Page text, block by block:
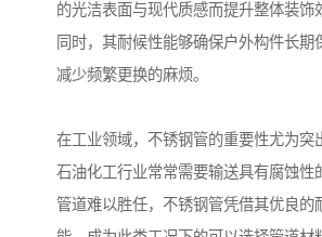
的光洁表面与现代质感而提升整体装饰
同时，其耐候性能够确保户外构件长期
减少频繁更换的麻烦。
在工业领域，不锈钢管的重要性尤为突
石油化工行业常常需要输送具有腐蚀性
管道难以胜任，不锈钢管凭借其优良的